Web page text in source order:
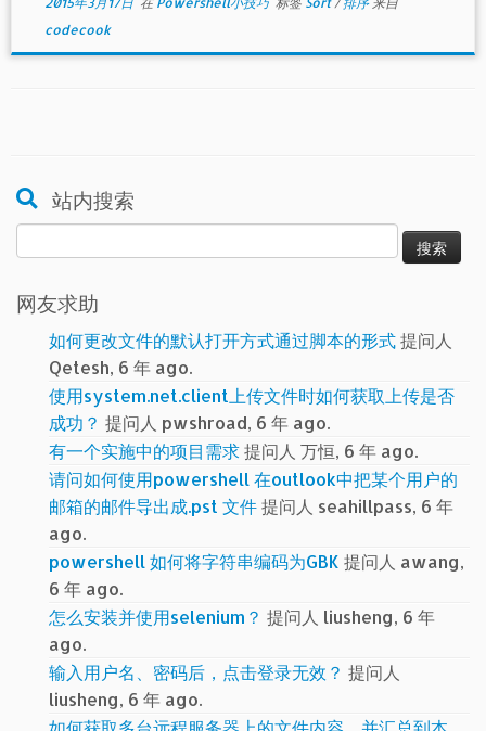
codecook
站内搜索
索：
网友求助
如何更改文件的默认打开方式通过脚本的形式提问人
Qetesh, 6 年 ago.
使用system.net.client上传文件时如何获取上传是否
成功？ 提问人 pwshroad, 6 年 ago.
有一个实施中的项目需求提问人 万恒, 6 年 ago.
请问如何使用powershell 在outlook中把某个用户的
邮箱的邮件导出成.pst 文件提问人 seahillpass, 6 年
ago.
powershell 如何将字符串编码为GBK 提问人 awang,
6 年 ago.
怎么安装并使用selenium？ 提问人 liusheng, 6 年
ago.
输入用户名、密码后，点击登录无效？ 提问人
liusheng, 6 年 ago.